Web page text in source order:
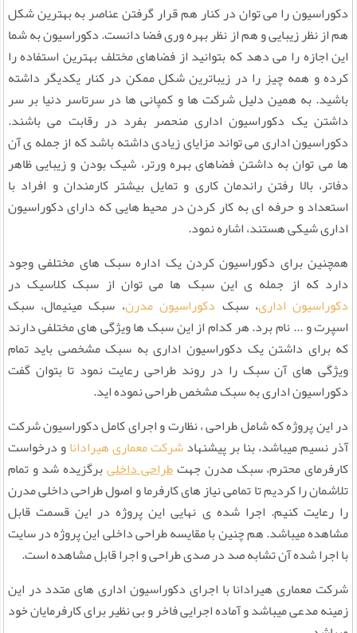
دکوراسیون را می توان در کنار هم قرار گرفتن عناصر به بهترین شکل
هم از نظر زیبایی و هم از نظر بهره وری فضا دانست. دکوراسیون به شما
این اجازه را می دهد که بتوانید از فضاهای مختلف بهترین استفاده را
کرده و همه چیز را در زیباترین شکل ممکن در کنار یکدیگر داشته
باشید. به همین دلیل شرکت ها و کمپانی ها در سرتاسر دنیا بر سر
داشتن یک دکوراسیون اداری منحصر بفرد در رقابت می باشند.
دکوراسیون اداری می تواند مزایای زیادی داشته باشد که از جمله ی آن
ها می توان به داشتن فضاهای بهره ورتر، شیک بودن و زیبایی ظاهر
دفاتر، بالا رفتن راندمان کاری و تمایل بیشتر کارمندان و افراد با
استعداد و حرفه ای به کار کردن در محیط هایی که دارای دکوراسیون
اداری شیکی هستند، اشاره نمود.
همچنین برای دکوراسیون کردن یک اداره سبک های مختلفی وجود
دارد که از جمله ی این سبک ها می توان از سبک کلاسیک در
دکوراسیون اداری، سبک دکوراسیون مدرن، سبک مینیمال، سبک
اسپرت و ... نام برد. هر کدام از این سبک ها ویژگی های مختلفی دارند
که برای داشتن یک دکوراسیون اداری به سبک مشخصی باید تمام
ویژگی های آن سبک را در روند طراحی رعایت نمود تا بتوان گفت
دکوراسیون اداری به سبک مشخص طراحی نموده اید.
در این پروژه که شامل طراحی ، نظارت و اجرای کامل دکوراسیون شرکت
آذر نسیم میباشد، بنا بر پیشنهادشرکت معماری هیراداناو درخواست
کارفرمای محترم، سبک مدرن جهتطراحی داخلیبرگزیده شد و تمام
تلاشمان را کردیم تا تمامی نیاز های کارفرما و اصول طراحی داخلی مدرن
را رعایت کنیم. اجرا شده ی نهایی این پروژه در این قسمت قابل
مشاهده میباشد. هم چنین با مقایسه طراحی داخلی این پروژه در سایت
با اجرا شده آن تشابه صد در صدی طراحی و اجرا قابل مشاهده است.
شرکت معماری هیرادانا با اجرای دکوراسیون اداری های متدد در این
زمینه مدعی میباشد و آماده اجرایی فاخر و بی نظیر برای کارفرمایان خود